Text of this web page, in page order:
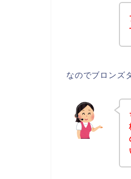
なのでブロンズ